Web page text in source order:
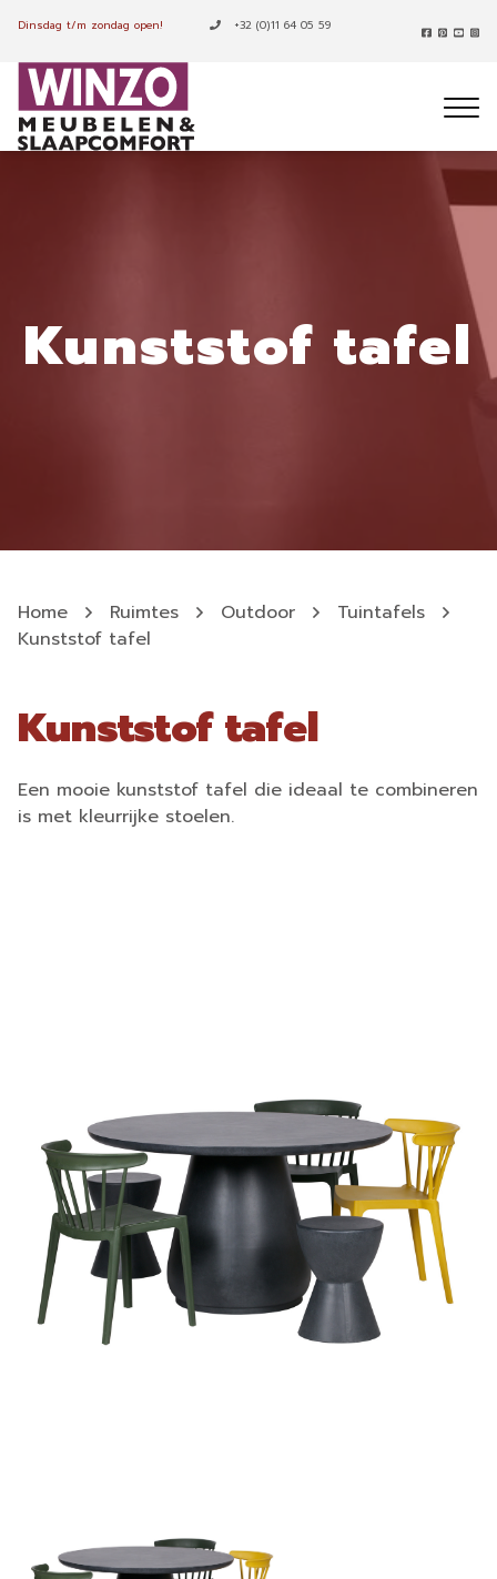
Dinsdag t/m zondag open! +32 (0)11 64 05 59
Kunststof tafel
Home Ruimtes Outdoor
Tuintafels
Kunststof tafel
Kunststof tafel
Een mooie kunststof tafel die ideaal te combineren
is met kleurrijke stoelen.